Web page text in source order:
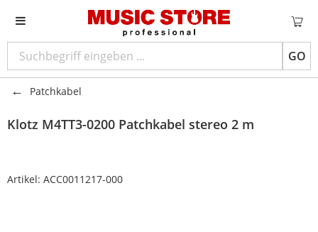
GO
Patchkabel
Klotz M4TT3-0200 Patchkabel stereo 2 m
Artikel: ACC0011217-000